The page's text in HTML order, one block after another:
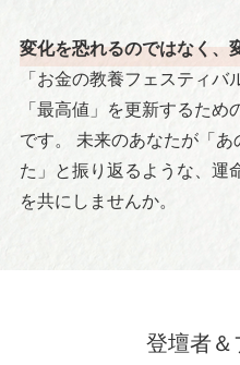
変化を恐れるのではなく、
「お金の教養フェスティ
「最高値」を更新するた
です。 未来のあなたが「
た」と振り返るような、運
を共にしませんか。
登壇者＆